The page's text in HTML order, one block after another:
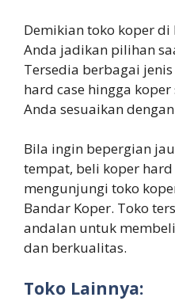
Demikian toko koper
Anda jadikan pilihan
Tersedia berbagai
hard case hingga
Anda sesuaikan
Bila ingin bepergian
tempat, beli koper hard
mengunjungi toko
Bandar Koper. Toko
andalan untuk
dan berkualitas.
Toko Lainnya: